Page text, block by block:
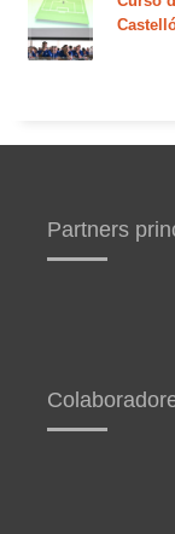
Partners